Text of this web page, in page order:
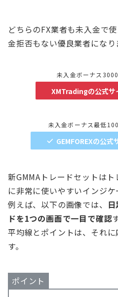
どちらのFX業者も未入金で
金拒否もない優良業者になり
未入金ボーナス
XMTradingの公式サ
未入金ボーナス最低
GEMFOREXの公式
新GMMAトレードセットは
に非常に使いやすいインジケ
例えば、以下の画像では、
ドを1つの画面で一目で確認
平均線とポイントは、それ
す。
ポイント